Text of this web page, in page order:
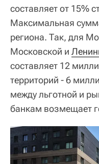
составляет от 15%
Максимальная
региона. Так, для
Московской и
составляет 12
территорий - 6
между льготной и
банкам возмещает